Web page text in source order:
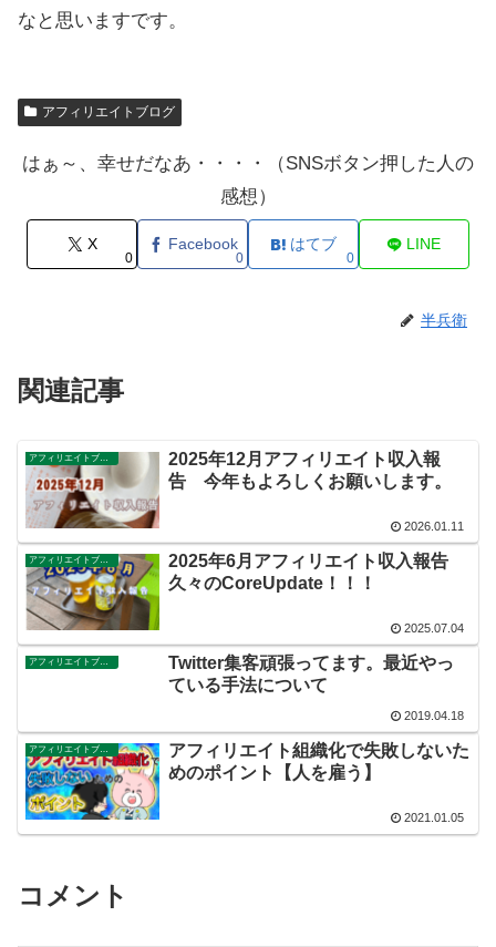
なと思いますです。
アフィリエイトブログ
はぁ～、幸せだなあ・・・・（SNSボタン押した人の
感想）
X
0
Facebook
0
はてブ
0
LINE
半兵衛
関連記事
アフィリエイトブログ
2025年12月アフィリエイト収入報
告 今年もよろしくお願いします。
2026.01.11
アフィリエイトブログ
2025年6月アフィリエイト収入報告
久々のCoreUpdate！！！
2025.07.04
アフィリエイトブログ
Twitter集客頑張ってます。最近やっ
ている手法について
2019.04.18
アフィリエイトブログ
アフィリエイト組織化で失敗しないた
めのポイント【人を雇う】
2021.01.05
コメント